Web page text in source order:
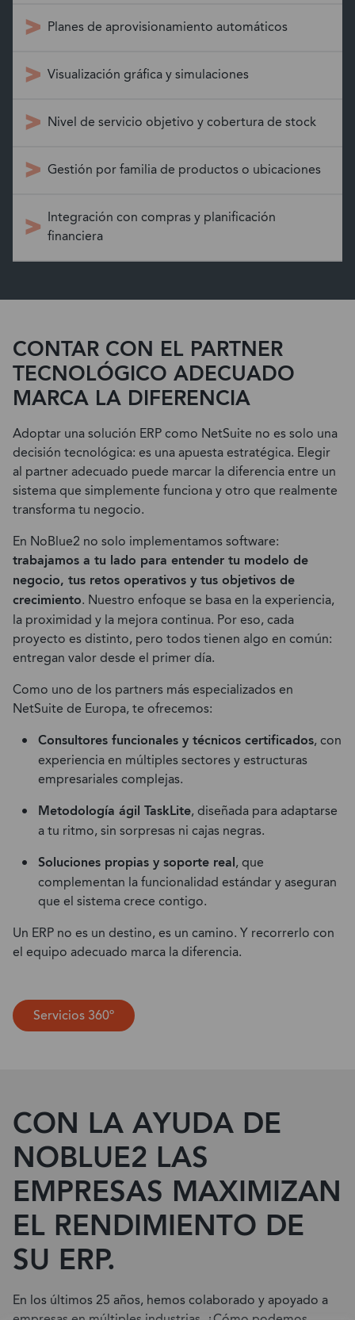
Planes de aprovisionamiento automáticos
Visualización gráfica y simulaciones
Nivel de servicio objetivo y cobertura de stock
Gestión por familia de productos o ubicaciones
Integración con compras y planificación
financiera
CONTAR CON EL PARTNER
TECNOLÓGICO ADECUADO
MARCA LA DIFERENCIA
Adoptar una solución ERP como NetSuite no es solo una
decisión tecnológica: es una apuesta estratégica. Elegir
al partner adecuado puede marcar la diferencia entre un
sistema que simplemente funciona y otro que realmente
transforma tu negocio.
En NoBlue2 no solo implementamos software:
trabajamos a tu lado para entender tu modelo de
negocio, tus retos operativos y tus objetivos de
crecimiento. Nuestro enfoque se basa en la experiencia,
la proximidad y la mejora continua. Por eso, cada
proyecto es distinto, pero todos tienen algo en común:
entregan valor desde el primer día.
Como uno de los partners más especializados en
NetSuite de Europa, te ofrecemos:
Consultores funcionales y técnicos certificados, con
experiencia en múltiples sectores y estructuras
empresariales complejas.
Metodología ágil TaskLite, diseñada para adaptarse
a tu ritmo, sin sorpresas ni cajas negras.
Soluciones propias y soporte real, que
complementan la funcionalidad estándar y aseguran
que el sistema crece contigo.
Un ERP no es un destino, es un camino. Y recorrerlo con
el equipo adecuado marca la diferencia.
Servicios 360º
CON LA AYUDA DE
NOBLUE2 LAS
EMPRESAS MAXIMIZAN
EL RENDIMIENTO DE
SU ERP.
En los últimos 25 años, hemos colaborado y apoyado a